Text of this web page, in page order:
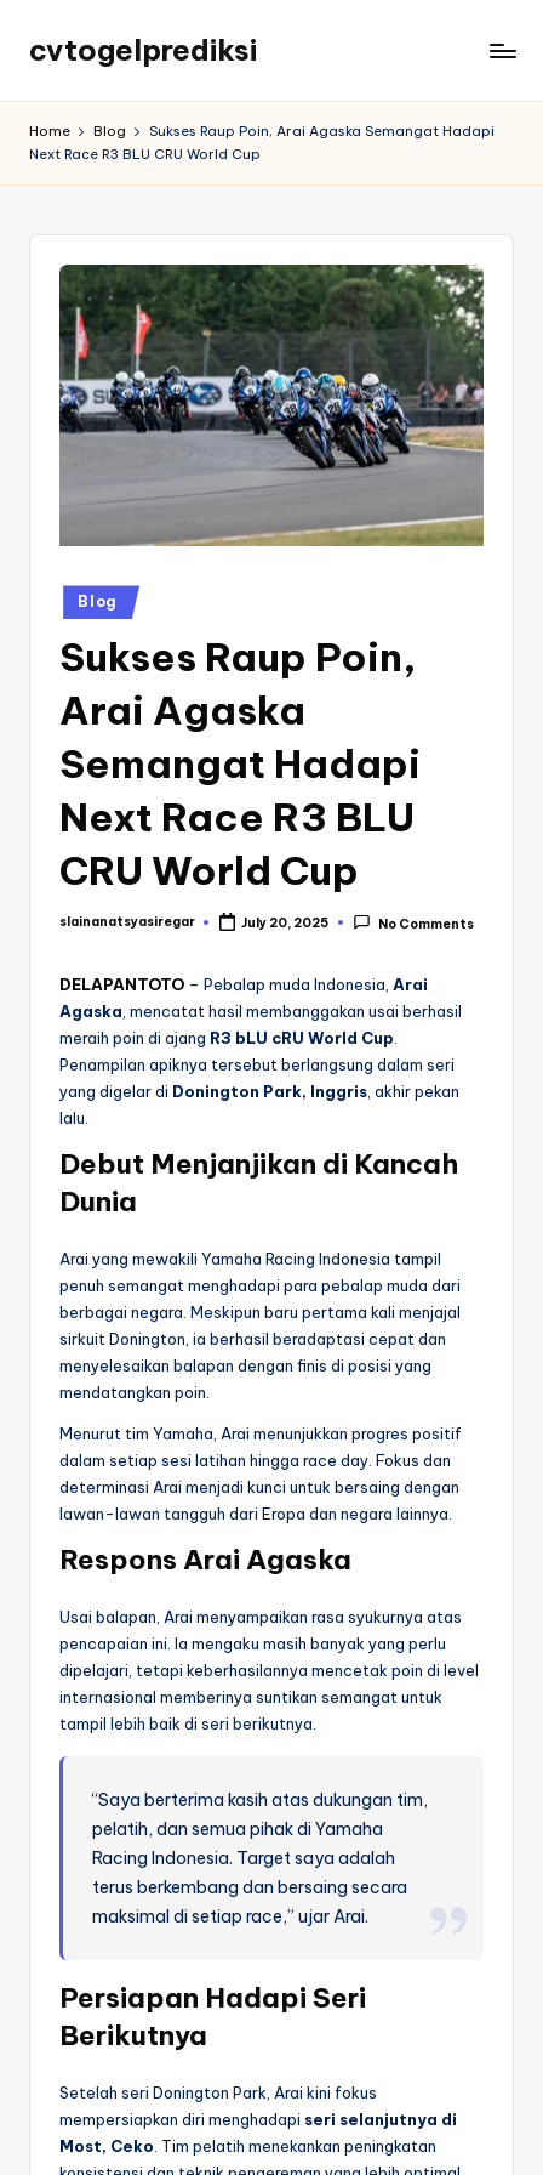
cvtogelprediksi
Home Blog
Sukses Raup Poin, Arai Agaska Semangat Hadapi
Next Race R3 BLU CRU World Cup
Posted
in
Blog
Sukses Raup Poin,
Arai Agaska
Semangat Hadapi
Next Race R3 BLU
CRU World Cup
Posted
slainanatsyasiregar July 20, 2025 No Comments
DELAPANTOTO – Pebalap muda Indonesia, Arai
Agaska , mencatat hasil membanggakan usai berhasil
meraih poin di ajang R3 bLU cRU World Cup
Penampilan apiknya tersebut berlangsung dalam seri
yang digelar di Donington Park, Inggris , akhir pekan
lalu.
Debut Menjanjikan di Kancah
Dunia
Arai yang mewakili Yamaha Racing Indonesia tampil
penuh semangat menghadapi para pebalap muda dari
berbagai negara. Meskipun baru pertama kali menjajal
sirkuit Donington, ia berhasil beradaptasi cepat dan
menyelesaikan balapan dengan finis di posisi yang
mendatangkan poin.
Menurut tim Yamaha, Arai menunjukkan progres positif
dalam setiap sesi latihan hingga race day. Fokus dan
determinasi Arai menjadi kunci untuk bersaing dengan
lawan-lawan tangguh dari Eropa dan negara lainnya.
Respons Arai Agaska
Usai balapan, Arai menyampaikan rasa syukurnya atas
pencapaian ini. Ia mengaku masih banyak yang perlu
dipelajari, tetapi keberhasilannya mencetak poin di level
internasional memberinya suntikan semangat untuk
tampil lebih baik di seri berikutnya.
“Saya berterima kasih atas dukungan tim,
pelatih, dan semua pihak di Yamaha
Racing Indonesia. Target saya adalah
terus berkembang dan bersaing secara
maksimal di setiap race,” ujar Arai.
Persiapan Hadapi Seri
Berikutnya
Setelah seri Donington Park, Arai kini fokus
mempersiapkan diri menghadapi seri selanjutnya di
Most, Ceko . Tim pelatih menekankan peningkatan